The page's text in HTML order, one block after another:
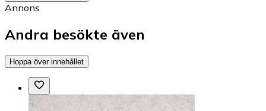
Annons
Andra besökte även
Hoppa över innehållet